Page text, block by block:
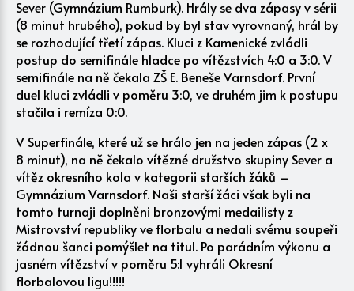
Sever (Gymnázium Rumburk). Hrály se dva zápasy v sérii
(8 minut hrubého), pokud by byl stav vyrovnaný, hrál by
se rozhodující třetí zápas. Kluci z Kamenické zvládli
postup do semifinále hladce po vítězstvích 4:0 a 3:0. V
semifinále na ně čekala ZŠ E. Beneše Varnsdorf. První
duel kluci zvládli v poměru 3:0, ve druhém jim k postupu
stačila i remíza 0:0.
V Superfinále, které už se hrálo jen na jeden zápas (2 x
8 minut), na ně čekalo vítězné družstvo skupiny Sever a
vítěz okresního kola v kategorii starších žáků –
Gymnázium Varnsdorf. Naši starší žáci však byli na
tomto turnaji doplněni bronzovými medailisty z
Mistrovství republiky ve florbalu a nedali svému soupeři
žádnou šanci pomýšlet na titul. Po parádním výkonu a
jasném vítězství v poměru 5:1 vyhráli Okresní
florbalovou ligu!!!!!